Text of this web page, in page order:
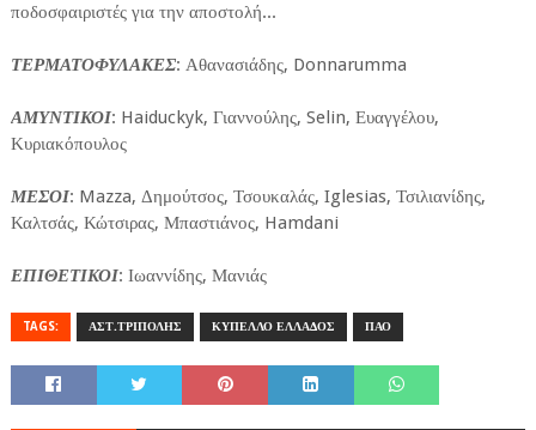
ποδοσφαιριστές για την αποστολή...
ΤΕΡΜΑΤΟΦΥΛΑΚΕΣ: Αθανασιάδης, Donnarumma
ΑΜΥΝΤΙΚΟΙ: Haiduckyk, Γιαννούλης, Selin, Ευαγγέλου,
Κυριακόπουλος
ΜΕΣΟΙ: Mazza, Δημούτσος, Τσουκαλάς, Iglesias, Τσιλιανίδης,
Καλτσάς, Κώτσιρας, Μπαστιάνος, Hamdani
ΕΠΙΘΕΤΙΚΟΙ: Ιωαννίδης, Μανιάς
TAGS: ΑΣΤ.ΤΡΙΠΟΛΗΣ ΚΥΠΕΛΛΟ ΕΛΛΑΔΟΣ ΠΑΟ